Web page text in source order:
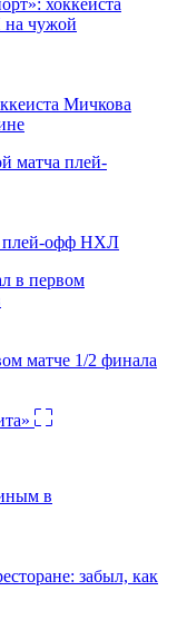
Мичкова
плей-офф НХЛ
матче 1/2 финала
забыл, как